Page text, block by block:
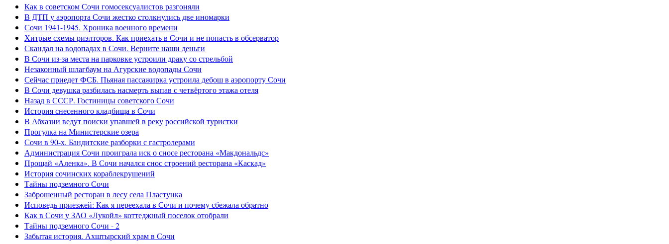
Как в советском Сочи гомосексуалистов разгоняли
В ДТП у аэропорта Сочи жестко столкнулись две иномарки
Сочи 1941-1945. Хроника военного времени
Хитрые схемы риэлторов. Как приехать в Сочи и не попасть в обсерватор
Скандал на водопадах в Сочи. Верните наши деньги
В Сочи из-за места на парковке устроили драку со стрельбой
Незаконный шлагбаум на Агурские водопады Сочи
Сейчас приедет ФСБ. Пьяная пассажирка устроила дебош в аэропорту Сочи
В Сочи девушка разбилась насмерть выпав с четвёртого этажа отеля
Назад в СССР. Гостиницы советского Сочи
История снесенного кладбища в Сочи
В Абхазии ведут поиски упавшей в реку российской туристки
Прогулка на Министерские озера
Сочи в 90-х. Бандитские разборки с гастролерами
Администрация Сочи проиграла иск о сносе ресторана «Макдональдс»
Прощай «Аленка». В Сочи начался снос строений ресторана «Каскад»
История сочинских кораблекрушений
Тайны подземного Сочи
Заброшенный ресторан в лесу села Пластунка
Исповедь приезжей: Как я переехала в Сочи и почему сбежала обратно
Как в Сочи у ЗАО «Лукойл» коттеджный поселок отобрали
Тайны подземного Сочи - 2
Забытая история. Ахштырский храм в Сочи